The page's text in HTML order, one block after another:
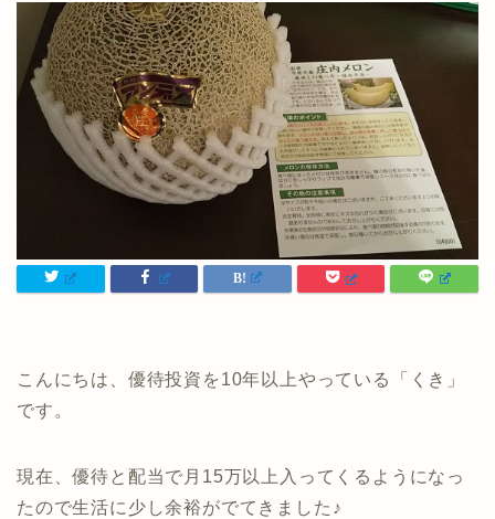
こんにちは、優待投資を10年以上やっている「くき」
です。
現在、優待と配当で月15万以上入ってくるようになっ
たので生活に少し余裕がでてきました♪